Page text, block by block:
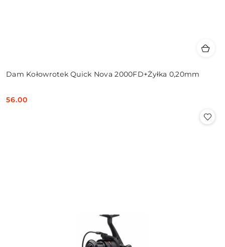
Dam Kołowrotek Quick Nova 2000FD+Żyłka 0,20mm
Cena:
56.00